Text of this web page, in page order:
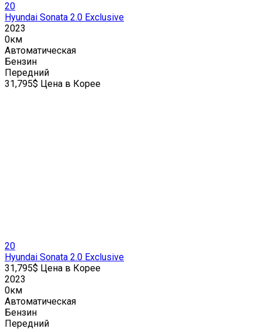
20
Hyundai Sonata 2.0 Exclusive
2023
0км
Автоматическая
Бензин
Передний
31,795$ Цена в Корее
20
Hyundai Sonata 2.0 Exclusive
31,795$ Цена в Корее
2023
0км
Автоматическая
Бензин
Передний